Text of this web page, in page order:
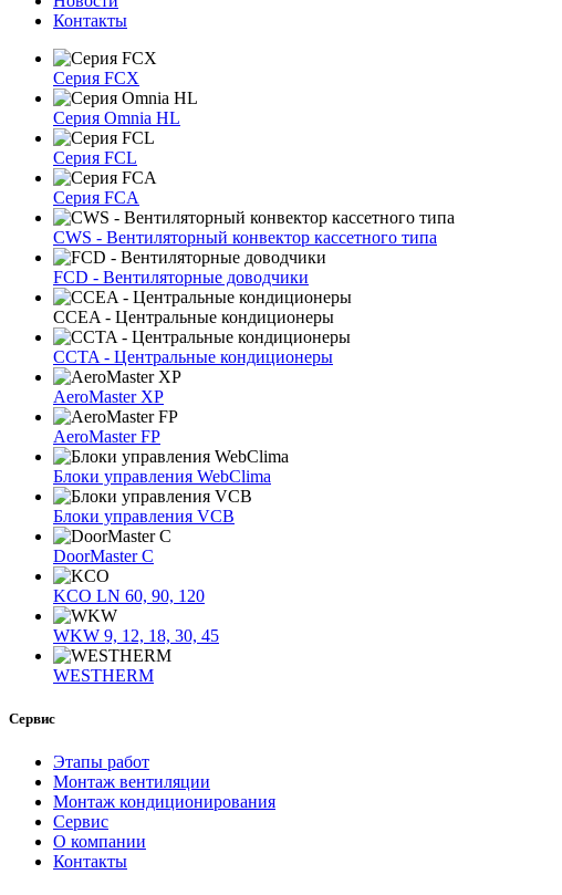
Контакты
Серия FCX
Серия Omnia HL
Серия FCL
Серия FCA
CWS - Вентиляторный конвектор кассетного типа
FCD - Вентиляторные доводчики
CCEA - Центральные кондиционеры
CCTA - Центральные кондиционеры
AeroMaster XP
AeroMaster FP
Блоки упрaвлeния WebClima
Блоки упрaвлeния VCB
DoorMaster C
KCO LN 60, 90, 120
WKW 9, 12, 18, 30, 45
WESTHERM
Сервис
Этапы работ
Монтаж вентиляции
Монтаж кондиционирования
Сервис
О компании
Контакты